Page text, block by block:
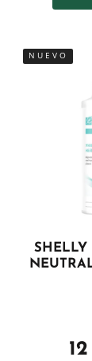
NUEVO
SHELLY